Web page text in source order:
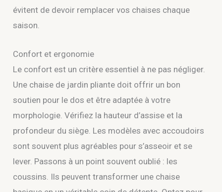
évitent de devoir remplacer vos chaises chaque
saison.
Confort et ergonomie
Le confort est un critère essentiel à ne pas négliger.
Une chaise de jardin pliante doit offrir un bon
soutien pour le dos et être adaptée à votre
morphologie. Vérifiez la hauteur d’assise et la
profondeur du siège. Les modèles avec accoudoirs
sont souvent plus agréables pour s’asseoir et se
lever. Passons à un point souvent oublié : les
coussins. Ils peuvent transformer une chaise